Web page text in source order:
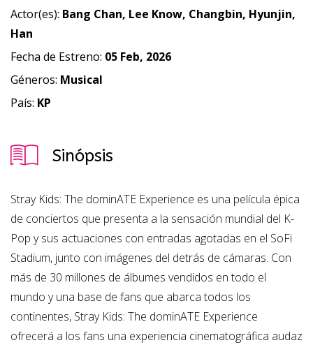
Actor(es): Bang Chan, Lee Know, Changbin, Hyunjin,
Han
Fecha de Estreno: 05 Feb, 2026
Géneros: Musical
País: KP
Sinópsis
Stray Kids: The dominATE Experience es una película épica
de conciertos que presenta a la sensación mundial del K-
Pop y sus actuaciones con entradas agotadas en el SoFi
Stadium, junto con imágenes del detrás de cámaras. Con
más de 30 millones de álbumes vendidos en todo el
mundo y una base de fans que abarca todos los
continentes, Stray Kids: The dominATE Experience
ofrecerá a los fans una experiencia cinematográfica audaz